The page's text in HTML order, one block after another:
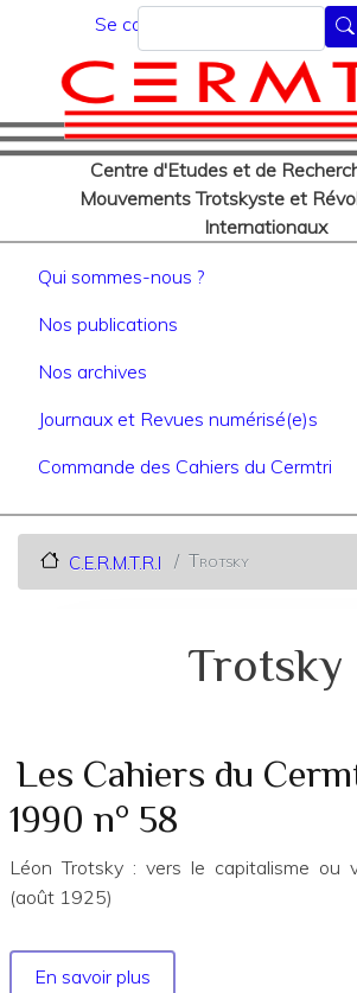
au
contenu
principal
Menu du
Se connecter
Centre d'Etudes et de
Mouvements Trotskyste et
Internationaux
Rechercher
Navigation principale
Qui sommes-nous ?
Nos publications
Nos archives
Journaux et Revues numérisé(e)s
Commande des Cahiers du Cermtri
C.E.R.M.T.R.I Trotsky
Trotsky
Les Cahiers du
1990 n° 58
Léon Trotsky : vers le capitalisme ou
(août 1925)
En savoir plus